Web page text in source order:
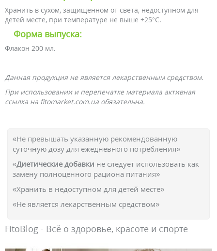
Хранить в сухом, защищённом от света, недоступном для
детей месте, при температуре не выше +25°С.
Форма выпуска:
Флакон 200 мл.
Данная продукция не является лекарственным средством.
При использовании и перепечатке материала активная
ссылка на fitomarket.com.ua обязательна.
«Не превышать указанную рекомендованную
суточную дозу для ежедневного потребления»
«Диетические добавки не следует использовать как
замену полноценного рациона питания»
«Хранить в недоступном для детей месте»
«Не является лекарственным средством»
FitoBlog - Всё о здоровье, красоте и спорте